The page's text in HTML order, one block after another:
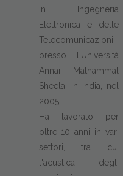
in Ingegneria
Elettronica e delle
Telecomunicazioni
presso l'Università
Annai Mathammal
Sheela, in India, nel
2005.
Ha lavorato per
oltre 10 anni in vari
settori, tra cui
l'acustica degli